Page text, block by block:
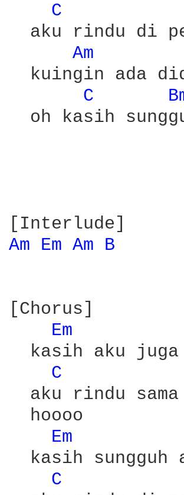
C
aku rindu di
Am
kuingin ada
C
oh kasih
Am Em Am B
[Chorus]
Em
kasih aku juga
C
aku rindu sama
  hoooo
Em
kasih sungguh
C